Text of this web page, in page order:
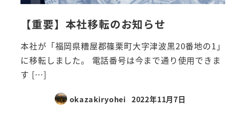
【重要】本社移転のお知らせ
本社が「福岡県糟屋郡篠栗町大字津波黒20番地の1」
に移転しました。 電話番号は今まで通り使用できま
す […]
okazakiryohei 2022年11月7日